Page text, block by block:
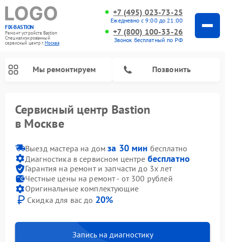
FIX-BASTION
Ремонт устройств Bastion
Специализированный
cервисный центр г.Москва
+7 (495) 023-73-25
Ежедневно с 9:00 до 21:00
+7 (800) 100-33-26
Звонок бесплатный по РФ
Мы ремонтируем Позвонить
Сервисный центр Bastion
в Москве
Выезд мастера на домза 30 мин бесплатно
Диагностика в сервисном центре бесплатно
Гарантия на ремонт и запчасти до 3х лет
Честные цены на ремонт - от 300 рублей
Оригинальные комплектующие
Скидка для вас до 20%
Запись на диагностику